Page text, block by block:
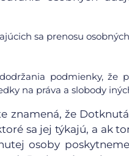
sa prenosu
podmienky, že
na práva a slobody
znamená, že
sa jej týkajú, a ak
osoby